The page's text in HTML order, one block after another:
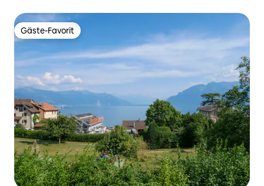
Gäste-Favorit
Gäste-Favorit